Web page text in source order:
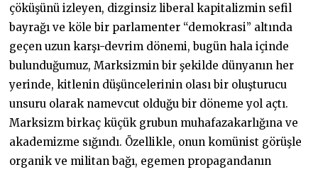
çöküşünü izleyen, dizginsiz liberal kapitalizmin sefil
bayrağı ve köle bir parlamenter “demokrasi” altında
geçen uzun karşı-devrim dönemi, bugün hala içinde
bulunduğumuz, Marksizmin bir şekilde dünyanın her
yerinde, kitlenin düşüncelerinin olası bir oluşturucu
unsuru olarak namevcut olduğu bir döneme yol açtı.
Marksizm birkaç küçük grubun muhafazakarlığına ve
akademizme sığındı. Özellikle, onun komünist görüşle
organik ve militan bağı, egemen propagandanın